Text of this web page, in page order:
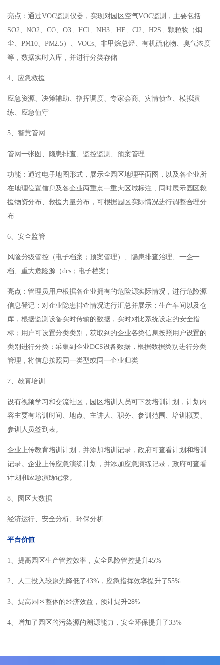
亮点：通过VOC监测仪器，实现对园区空气VOC监测，主要包括
SO2、NO2、CO、O3、HCl、NH3、HF、Cl2、H2S、颗粒物（烟
尘、PM10、PM2.5）、VOCs、非甲烷总烃、有机硫化物、臭气浓度
等，数据实时入库，并进行分类存储
4、应急救援
应急资源、决策辅助、指挥调度、专家会商、灾情侦查、模拟演
练、应急值守
5、智慧管网
管网一张图、隐患排查、监控监测、预案管理
功能：通过电子地图形式，展示全园区地理平面图，以及各企业所
在地理位置信息及各企业两重点一重大区域标注，同时展示园区救
援物资分布、救援力量分布，可根据园区实际情况进行调整合理分
布
6、安全监管
风险分级管控（电子档案；预案管理）、隐患排查治理、一企一
档、重大危险源（dcs；电子档案）
亮点：管理员用户根据各企业拥有的危险源实际情况，进行危险源
信息登记；对企业隐患排查情况进行汇总并展示；生产车间以及仓
库，根据监测设备实时传输的数据，实时对比系统设定的安全指
标；用户可设置分类类别，获取到的企业各类信息按照用户设置的
类别进行分类；采集到企业DCS设备数据，根据数据类别进行分类
管理，将信息按照同一类型或同一企业归类
7、教育培训
设有视频学习和交流社区， 园区培训人员可下发培训计划，计划内
容主要有培训时间、地点、主讲人、职务、参训范围、培训概要、
参训人员签到表。
企业上传教育培训计划，并添加培训记录，政府可查看计划和培训
记录。企业上传应急演练计划，并添加应急演练记录，政府可查看
计划和应急演练记录。
8、园区大数据
经济运行、安全分析、环保分析
平台价值
1、提高园区生产管控效率，安全风险管控提升45%
2、人工投入较原先降低了43%，应急指挥效率提升了55%
3、提高园区整体的经济效益，预计提升28%
4、增加了园区的污染源的溯源能力，安全环保提升了33%